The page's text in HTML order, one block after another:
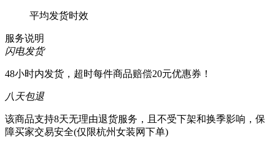
平均发货时效
服务说明
闪电发货
48小时内发货，超时每件商品赔偿20元优惠券！
八天包退
该商品支持8天无理由退货服务，且不受下架和换季影响，保
障买家交易安全(仅限杭州女装网下单)